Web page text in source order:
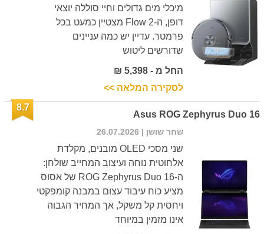
מיכלי מים גדולים וחיי סוללה יוצאי
דופן, ה-Flow 2 מצטיין כמעט בכל
פרמטר. עדיין יש כמה עניינים
שדורשים ליטוש
החל מ - 5,398 ₪
לסקירה המלאה >>
Asus ROG Zephyrus Duo 16
8.7
שחר שושן | 26.07.2026
שני מסכי OLED מובנים, מקלדת
אלחוטית נוחה ועיצוב המחייב שולחן:
ה-ROG Zephyrus Duo 16 של אסוס
מציע כוח עיבוד עצום במבנה קומפקטי
ויחסית קל משקל, אך המחיר הגבוה
אינו מזמין במיוחד